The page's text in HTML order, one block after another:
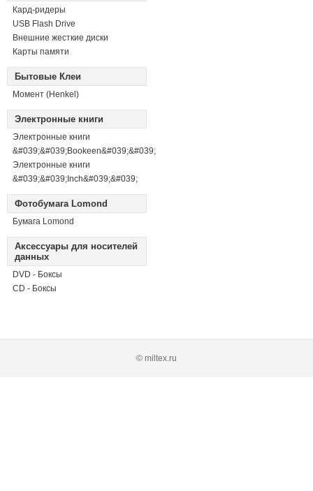
Кард-ридеры
USB Flash Drive
Внешние жесткие диски
Карты памяти
Бытовые Клеи
Момент (Henkel)
Электронные книги
Электронные книги
&#039;&#039;Bookeen&#039;&#039;
Электронные книги
&#039;&#039;Inch&#039;&#039;
Фотобумага Lomond
Бумага Lomond
Аксессуары для носителей
данных
DVD - Боксы
CD - Боксы
© miltex.ru